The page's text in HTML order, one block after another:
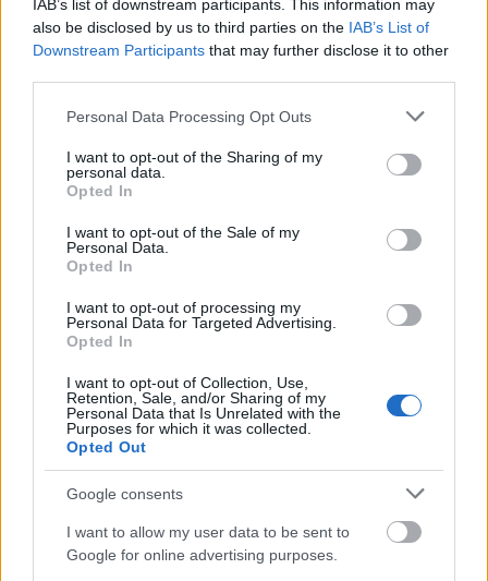
IAB’s list of downstream participants. This information may
also be disclosed by us to third parties on the IAB’s List of
Downstream Participants that may further disclose it to other
Please note that this website/app uses one or more Google
not limited to your visit or usage behaviour. You may click to
grant or deny consent to Google and its third-party tags to
use your data for below specified purposes in below Google
consent section.
Personal Data Processing Opt Outs
I want to opt-out of the Sharing of my
personal data.
Opted In
I want to opt-out of the Sale of my
Personal Data.
Opted In
I want to opt-out of processing my
Personal Data for Targeted Advertising.
Opted In
I want to opt-out of Collection, Use,
Retention, Sale, and/or Sharing of my
Personal Data that Is Unrelated with the
Purposes for which it was collected.
Opted Out
Google consents
I want to allow my user data to be sent to
Google for online advertising purposes.
LIFESTYLE
Οι διακοπές της Άννας Βίσση στην Κεφαλονιά και η
ΑΝΑΡΤΗΘΗΚΕ ΑΠΟΕΛΕΑΝΑ ΖΑΜΠΑΡΑ
Οι αστρολογικές προβλέψεις για το Σαββατοκύριακο
8-9 Αυγούστου